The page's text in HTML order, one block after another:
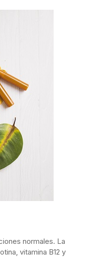
normales. La
vitamina B12 y